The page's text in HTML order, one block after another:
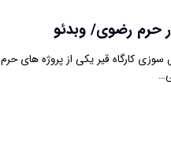
حرم رضوی/ وبدئو
کارگاه قیر یکی از پروژه های حرم